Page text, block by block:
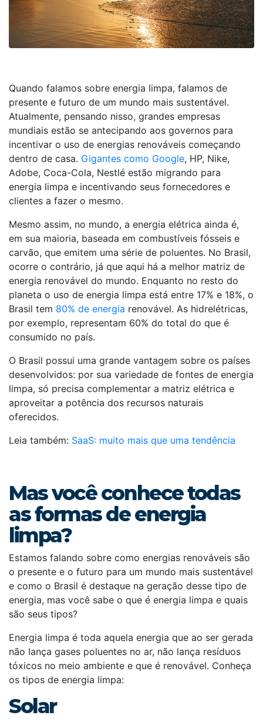
Quando falamos sobre energia limpa, falamos de
presente e futuro de um mundo mais sustentável.
Atualmente, pensando nisso, grandes empresas
mundiais estão se antecipando aos governos para
incentivar o uso de energias renováveis começando
dentro de casa. Gigantes como Google, HP, Nike,
Adobe, Coca-Cola, Nestlé estão migrando para
energia limpa e incentivando seus fornecedores e
clientes a fazer o mesmo.
Mesmo assim, no mundo, a energia elétrica ainda é,
em sua maioria, baseada em combustíveis fósseis e
carvão, que emitem uma série de poluentes. No Brasil,
ocorre o contrário, já que aqui há a melhor matriz de
energia renovável do mundo. Enquanto no resto do
planeta o uso de energia limpa está entre 17% e 18%, o
Brasil tem 80% de energia renovável. As hidrelétricas,
por exemplo, representam 60% do total do que é
consumido no país.
O Brasil possui uma grande vantagem sobre os países
desenvolvidos: por sua variedade de fontes de energia
limpa, só precisa complementar a matriz elétrica e
aproveitar a potência dos recursos naturais
oferecidos.
Leia também: SaaS: muito mais que uma tendência
Mas você conhece todas
as formas de energia
limpa?
Estamos falando sobre como energias renováveis são
o presente e o futuro para um mundo mais sustentável
e como o Brasil é destaque na geração desse tipo de
energia, mas você sabe o que é energia limpa e quais
são seus tipos?
Energia limpa é toda aquela energia que ao ser gerada
não lança gases poluentes no ar, não lança resíduos
tóxicos no meio ambiente e que é renovável. Conheça
os tipos de energia limpa:
Solar